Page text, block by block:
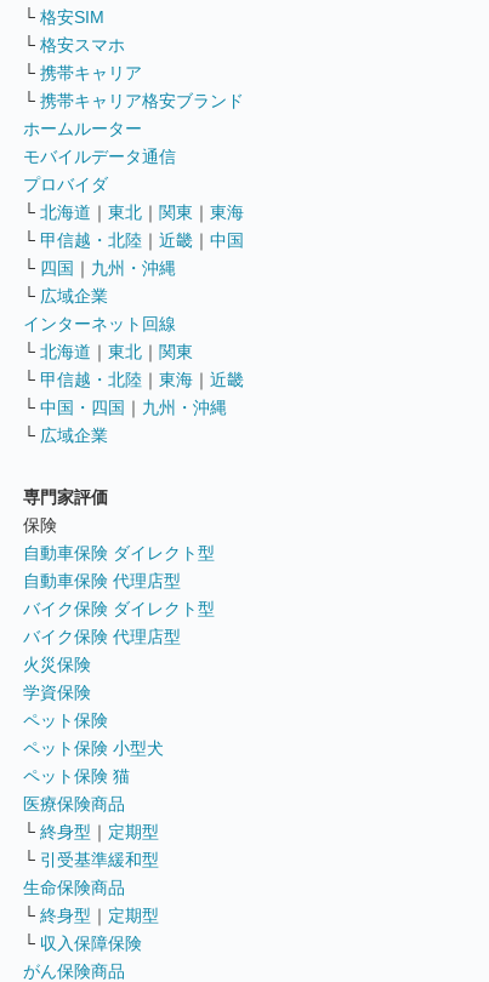
└ 格安SIM
└ 格安スマホ
└ 携帯キャリア
└ 携帯キャリア格安ブランド
ホームルーター
モバイルデータ通信
プロバイダ
└ 北海道 ｜ 東北 ｜ 関東 ｜ 東海
└ 甲信越・北陸 ｜ 近畿 ｜ 中国
└ 四国 ｜ 九州・沖縄
└ 広域企業
インターネット回線
└ 北海道 ｜ 東北 ｜ 関東
└ 甲信越・北陸 ｜ 東海 ｜ 近畿
└ 中国・四国 ｜ 九州・沖縄
└ 広域企業
専門家評価
保険
自動車保険 ダイレクト型
自動車保険 代理店型
バイク保険 ダイレクト型
バイク保険 代理店型
火災保険
学資保険
ペット保険
ペット保険 小型犬
ペット保険 猫
医療保険商品
└ 終身型 ｜ 定期型
└ 引受基準緩和型
生命保険商品
└ 終身型 ｜ 定期型
└ 収入保障保険
がん保険商品